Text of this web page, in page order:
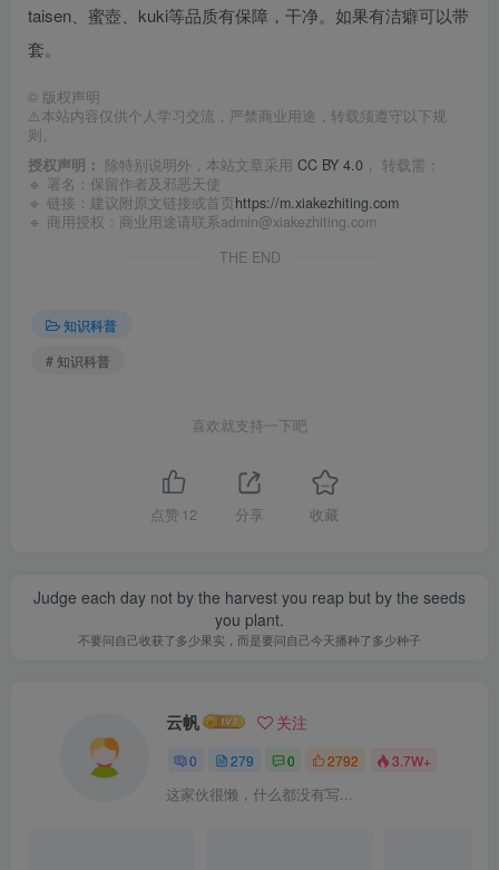
taisen、蜜壺、kuki等品质有保障，干净。如果有洁癖可以带
套。
© 版权声明
⚠️本站内容仅供个人学习交流，严禁商业用途，转载须遵守以下规
则。
授权声明： 除特别说明外，本站文章采用 CC BY 4.0 ， 转载需：
🔹 署名：保留作者及 邪恶天使
🔹 链接：建议附原文链接或首页https://m.xiakezhiting.com
🔹 商用授权：商业用途请联系admin@xiakezhiting.com
THE END
知识科普
# 知识科普
喜欢就支持一下吧
点赞 12 分享 收藏
Judge each day not by the harvest you reap but by the seeds
you plant.
不要问自己收获了多少果实，而是要问自己今天播种了多少种子
云帆 关注
0 279 0 2792 3.7W+
这家伙很懒，什么都没有写...